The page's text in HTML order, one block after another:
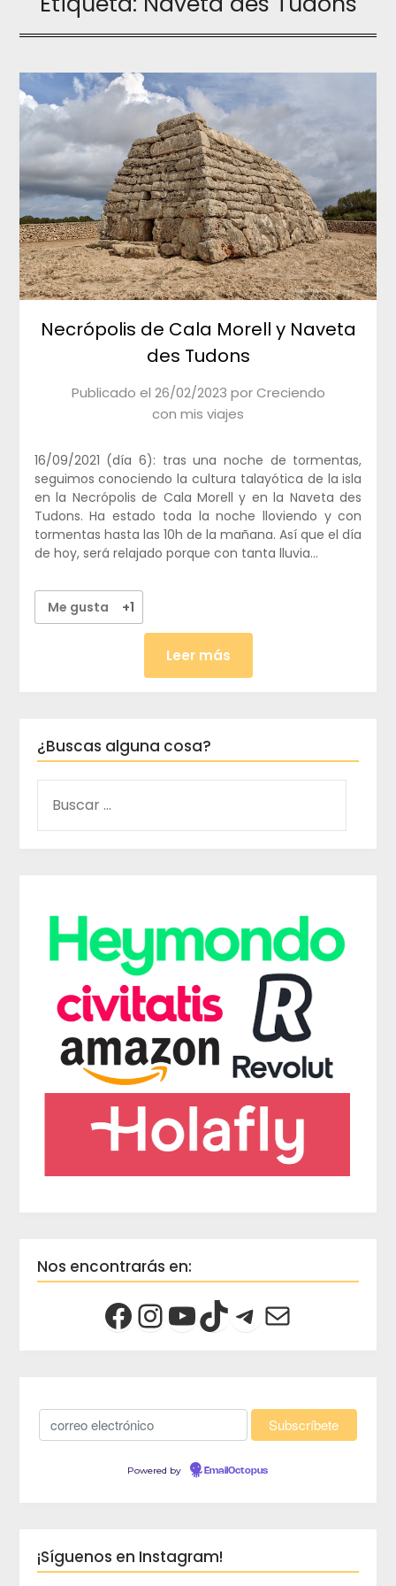
Necrópolis de Cala Morell y Naveta
des Tudons
Publicado el 26/02/2023 porCreciendo
con mis viajes
16/09/2021 (día 6): tras una noche de tormentas,
seguimos conociendo la cultura talayótica de la isla
en la Necrópolis de Cala Morell y en la Naveta des
Tudons. Ha estado toda la noche lloviendo y con
tormentas hasta las 10h de la mañana. Así que el día
de hoy, será relajado porque con tanta lluvia…
Me gusta +1
Leer más
¿Buscas alguna cosa?
Nos encontrarás en:
Powered by EmailOctopus
¡Síguenos en Instagram!